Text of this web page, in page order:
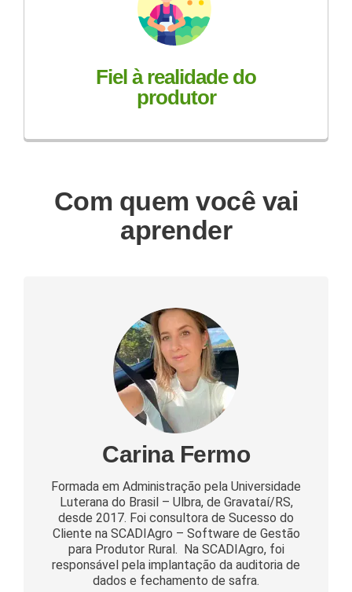
Fiel à realidade do
produtor
Com quem você vai
aprender
Carina Fermo
Formada em Administração pela Universidade
Luterana do Brasil – Ulbra, de Gravataí/RS,
desde 2017. Foi consultora de Sucesso do
Cliente na SCADIAgro – Software de Gestão
para Produtor Rural. Na SCADIAgro, foi
responsável pela implantação da auditoria de
dados e fechamento de safra.